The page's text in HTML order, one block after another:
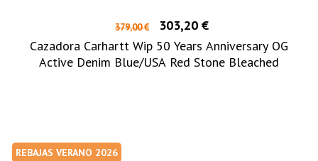
379,00 €
303,20 €
Cazadora Carhartt Wip 50 Years Anniversary OG
Active Denim Blue/USA Red Stone Bleached
REBAJAS VERANO 2026